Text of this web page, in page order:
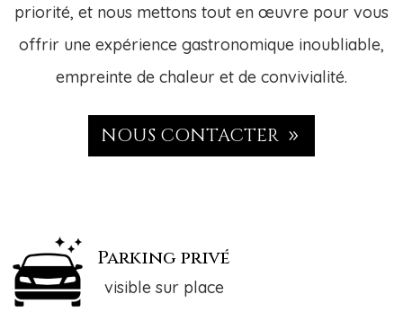
priorité, et nous mettons tout en œuvre pour vous
offrir une expérience gastronomique inoubliable,
empreinte de chaleur et de convivialité.
NOUS CONTACTER
Parking privé
visible sur place